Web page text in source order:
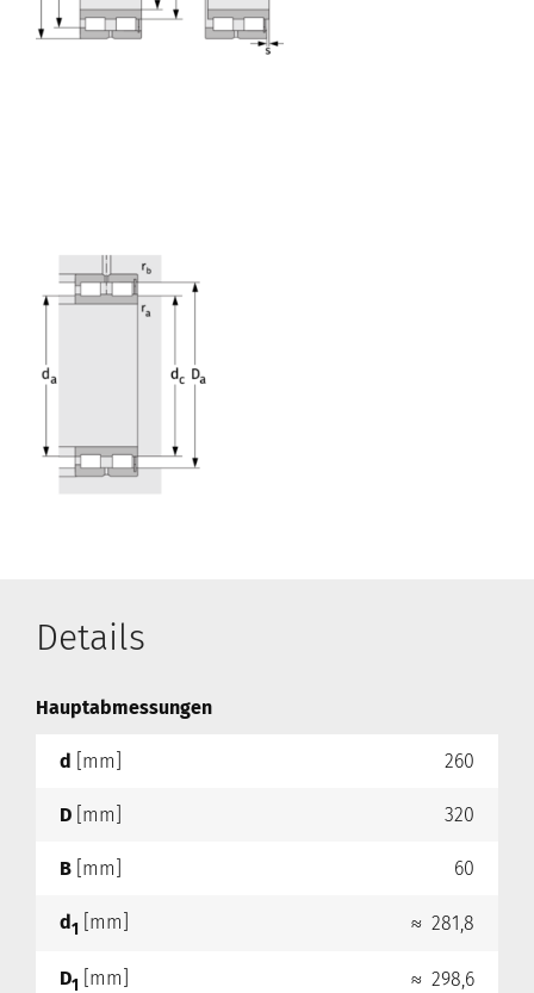
Details
Hauptabmessungen
d [mm] 260
D [mm] 320
B [mm] 60
d1 [mm] ≈ 281,8
D1 [mm] ≈ 298,6